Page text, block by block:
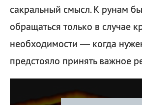
сакральный смысл. К рунам
обращаться только в случае
необходимости — когда
предстояло принять важное